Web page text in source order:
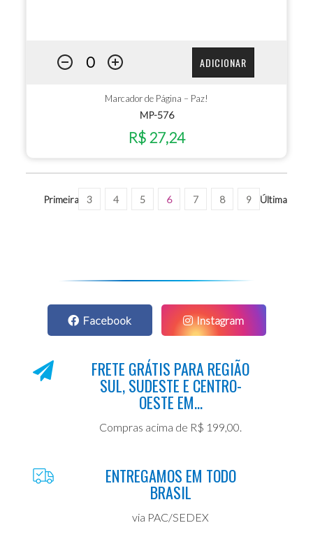
ADICIONAR
Marcador de Página – Paz!
MP-576
R$ 27,24
Primeira 3 4 5 6 7 8 9 Última
Facebook Instagram
FRETE GRÁTIS PARA REGIÃO
SUL, SUDESTE E CENTRO-
OESTE EM...
Compras acima de R$ 199,00.
ENTREGAMOS EM TODO
BRASIL
via PAC/SEDEX